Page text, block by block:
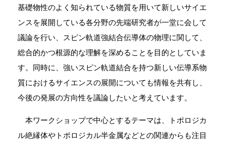
基礎物性のよく知られている物質を用いて新しいサイエ
ンスを展開している各分野の先端研究者が一堂に会して
議論を行い、スピン軌道強結合伝導体の物理に関して、
総合的かつ根源的な理解を深めることを目的としていま
す。同時に、強いスピン軌道結合を持つ新しい伝導系物
質におけるサイエンスの展開についても情報を共有し、
今後の発展の方向性を議論したいと考えています。
本ワークショップで中心とするテーマは、トポロジカ
ル絶縁体やトポロジカル半金属などとの関連からも注目